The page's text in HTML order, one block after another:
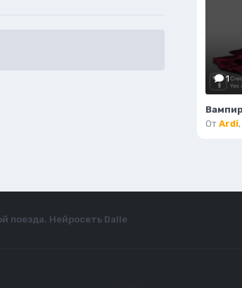
1
От Ardi,
поезда. Нейросеть Dalle